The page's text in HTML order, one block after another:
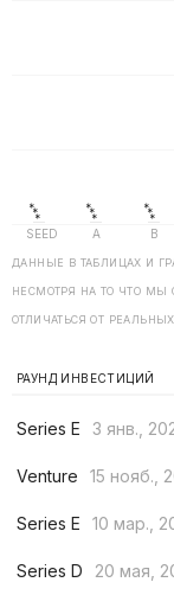
ДАННЫЕ В ТАБЛИЦАХ И
НЕСМОТРЯ НА ТО ЧТО МЫ
ОТЛИЧАТЬСЯ ОТ
РАУНД ИНВЕСТИЦИЙ
Series E
3 янв.,
Venture
15 нояб.,
Series E
10 мар.,
Series D
20 мая,